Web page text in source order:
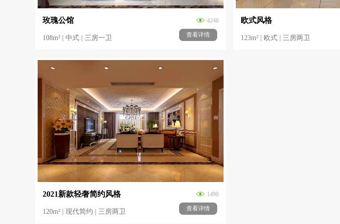
玫瑰公馆 4246
108m² | 中式 | 三房一卫 查看详情
欧式风格
123m² | 欧式 | 三房两卫
2021新款轻奢简约风格 1490
120m² | 现代简约 | 三房两卫 查看详情